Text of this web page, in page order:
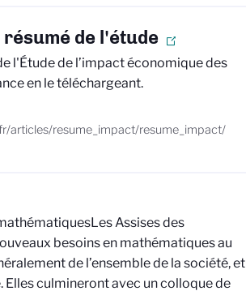
de l'étude
l'Étude de l’impact économique des
en le téléchargeant.
articles/resume_impact/resume_impact/
Les Assises des
besoins en mathématiques au
de l’ensemble de la société, et
culmineront avec un colloque de